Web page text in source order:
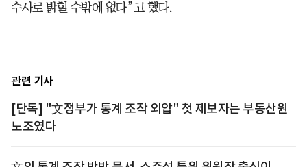
수사로 밝힐 수밖에 없다”고 했다.
관련 기사
[단독] "文정부가 통계 조작 외압" 첫 제보자는 부동산원
노조였다